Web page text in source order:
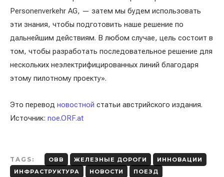
Personenverkehr AG, — затем мы будем использовать
эти знания, чтобы подготовить наше решение по
дальнейшим действиям. В любом случае, цель состоит в
том, чтобы разработать последовательное решение для
нескольких неэлектрифицированных линий благодаря
этому пилотному проекту».
Это перевод новостной статьи австрийского издания.
Источник: noe.ORF.at
TAGS: OBB ЖЕЛЕЗНЫЕ ДОРОГИ
ИННОВАЦИИ
ИНФРАСТРУКТУРА
НОВОСТИ ПОЕЗД